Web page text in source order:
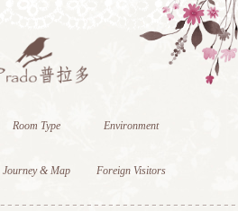
Room Type Environment
Journey & Map Foreign Visitors